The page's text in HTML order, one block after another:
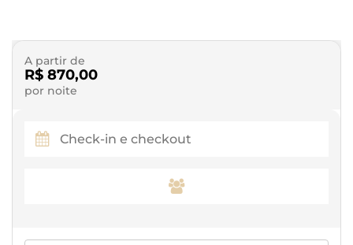
A partir de
R$ 870,00
por noite